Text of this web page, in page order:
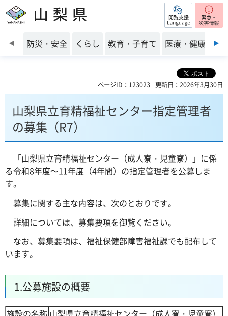
山梨県 閲覧支援
前のスライドを表示
防災・安全 くらし 教育・子育て 医療・健康・福
ページID：123023 更新日：2026年3月30日
山梨県立育精福祉センター指定管理者
の募集（R7）
「山梨県立育精福祉センター（成人寮・児童寮）」に係
る令和8年度～11年度（4年間）の指定管理者を公募しま
す。
募集に関する主な内容は、次のとおりです。
詳細については、募集要項を御覧ください。
なお、募集要項は、福祉保健部障害福祉課でも配布して
います。
1.公募施設の概要
施設の名称 山梨県立育精福祉センター（成人寮・児童寮）